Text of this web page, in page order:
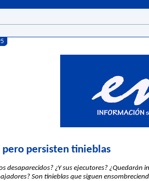
pero persisten tinieblas
desaparecidos? ¿Y sus ejecutores?
Son tinieblas que siguen